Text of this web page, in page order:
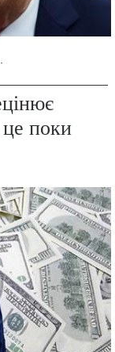
поки